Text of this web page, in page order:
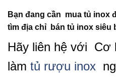
Bạn đang cần mua tủ inox
tìm địa chỉ bán tủ inox siêu
Hãy liên hệ với Cơ
làm tủ rượu inox